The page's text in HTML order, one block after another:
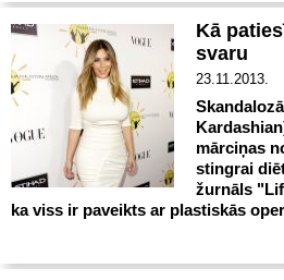
Kā
svaru
23.11.2013.
mārciņas
stingrai
žurnāls
ka viss ir paveikts ar plastiskās